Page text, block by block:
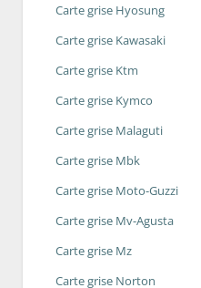
Carte grise Hyosung
Carte grise Kawasaki
Carte grise Ktm
Carte grise Kymco
Carte grise Malaguti
Carte grise Mbk
Carte grise Moto-Guzzi
Carte grise Mv-Agusta
Carte grise Mz
Carte grise Norton